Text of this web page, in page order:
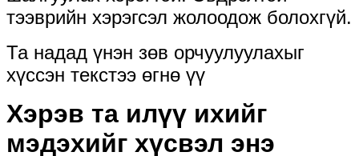
тээврийн хэрэгсэл жолоодож болохгүй.
Та надад үнэн зөв орчуулуулахыг
хүссэн текстээ өгнө үү
Хэрэв та илүү ихийг
мэдэхийг хүсвэл энэ